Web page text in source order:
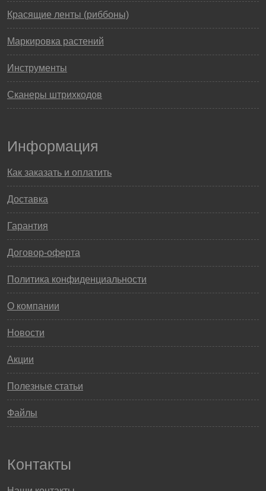
Красящие ленты (риббоны)
Маркировка растений
Инструменты
Сканеры штрихкодов
Информация
Как заказать и оплатить
Доставка
Гарантия
Договор-оферта
Политика конфиденциальности
О компании
Новости
Акции
Полезные статьи
Файлы
Контакты